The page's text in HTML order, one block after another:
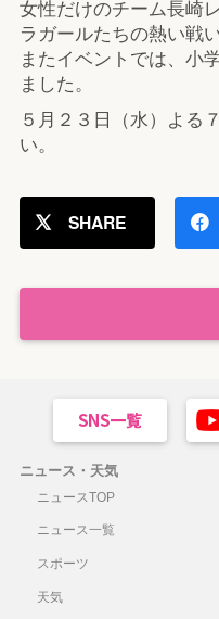
女性だけのチーム長崎
ラガールたちの熱い戦
またイベントでは、小
ました。
５月２３日（水）よる
い。
SHARE
ニュース・天気
ニュースTOP
ニュース一覧
スポーツ
天気